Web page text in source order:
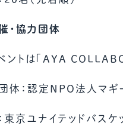
・協力団体
ントは「AYA
体：認定NPO法人マギ
東京ユナイテッドバスケ